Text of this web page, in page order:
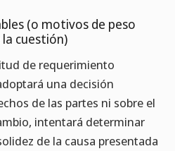
(o motivos de peso
cuestión)
de requerimiento
una decisión
de las partes ni sobre el
intentará determinar
de la causa presentada